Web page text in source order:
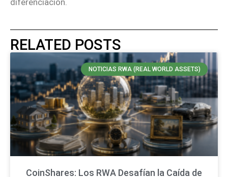
diferenciación.
RELATED POSTS
NOTICIAS RWA (REAL WORLD ASSETS)
CoinShares: Los RWA Desafían la Caída de